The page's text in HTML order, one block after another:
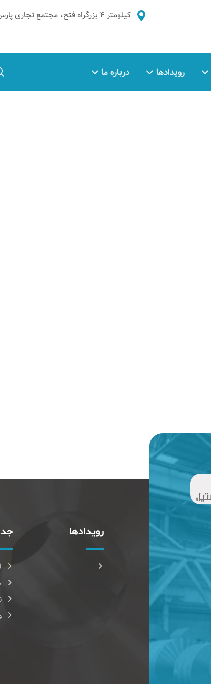
کیلومتر ۴ بزرگراه فتح، مجتمع تجاری پارس غدیر، طبقه ۲، واحد ۵
رویدادها درباره ما
رویدادها